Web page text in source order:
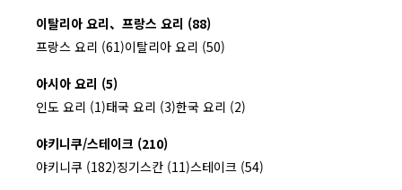
이탈리아 요리、프랑스 요리 (88)
프랑스 요리 (61)이탈리아 요리 (50)
아시아 요리 (5)
인도 요리 (1)태국 요리 (3)한국 요리 (2)
야키니쿠/스테이크 (210)
야키니쿠 (182)징기스칸 (11)스테이크 (54)